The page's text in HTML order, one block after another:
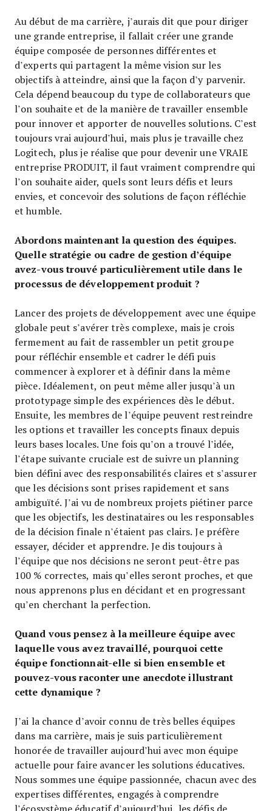
Au début de ma carrière, j’aurais dit que pour diriger
une grande entreprise, il fallait créer une grande
équipe composée de personnes différentes et
d’experts qui partagent la même vision sur les
objectifs à atteindre, ainsi que la façon d’y parvenir.
Cela dépend beaucoup du type de collaborateurs que
l’on souhaite et de la manière de travailler ensemble
pour innover et apporter de nouvelles solutions. C’est
toujours vrai aujourd’hui, mais plus je travaille chez
Logitech, plus je réalise que pour devenir une VRAIE
entreprise PRODUIT, il faut vraiment comprendre qui
l’on souhaite aider, quels sont leurs défis et leurs
envies, et concevoir des solutions de façon réfléchie
et humble.
Abordons maintenant la question des équipes.
Quelle stratégie ou cadre de gestion d’équipe
avez-vous trouvé particulièrement utile dans le
processus de développement produit ?
Lancer des projets de développement avec une équipe
globale peut s’avérer très complexe, mais je crois
fermement au fait de rassembler un petit groupe
pour réfléchir ensemble et cadrer le défi puis
commencer à explorer et à définir dans la même
pièce. Idéalement, on peut même aller jusqu’à un
prototypage simple des expériences dès le début.
Ensuite, les membres de l’équipe peuvent restreindre
les options et travailler les concepts finaux depuis
leurs bases locales. Une fois qu’on a trouvé l’idée,
l’étape suivante cruciale est de suivre un planning
bien défini avec des responsabilités claires et s’assurer
que les décisions sont prises rapidement et sans
ambiguïté. J’ai vu de nombreux projets piétiner parce
que les objectifs, les destinataires ou les responsables
de la décision finale n’étaient pas clairs. Je préfère
essayer, décider et apprendre. Je dis toujours à
l’équipe que nos décisions ne seront peut-être pas
100 % correctes, mais qu’elles seront proches, et que
nous apprenons plus en décidant et en progressant
qu’en cherchant la perfection.
Quand vous pensez à la meilleure équipe avec
laquelle vous avez travaillé, pourquoi cette
équipe fonctionnait-elle si bien ensemble et
pouvez-vous raconter une anecdote illustrant
cette dynamique ?
J’ai la chance d’avoir connu de très belles équipes
dans ma carrière, mais je suis particulièrement
honorée de travailler aujourd’hui avec mon équipe
actuelle pour faire avancer les solutions éducatives.
Nous sommes une équipe passionnée, chacun avec des
expertises différentes, engagés à comprendre
l’écosystème éducatif d’aujourd’hui, les défis de